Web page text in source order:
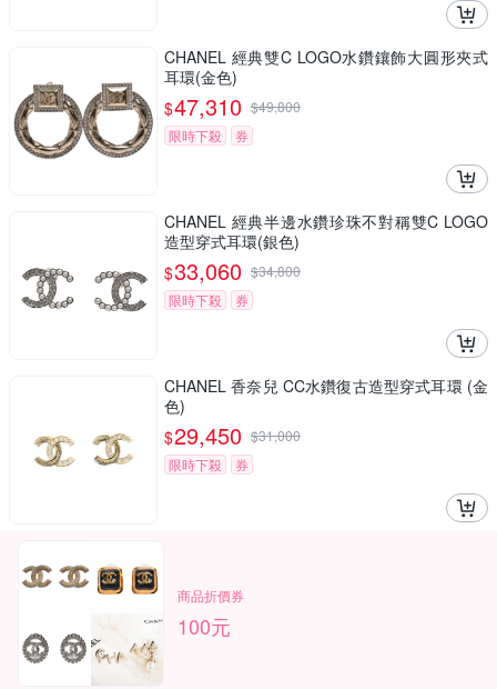
CHANEL 經典雙C LOGO水鑽鑲飾大圓形夾式
耳環(金色)
$47,310 $49,800
限時下殺
券
CHANEL 經典半邊水鑽珍珠不對稱雙C LOGO
造型穿式耳環(銀色)
$33,060 $34,800
限時下殺
券
CHANEL 香奈兒 CC水鑽復古造型穿式耳環 (金
色)
$29,450 $31,000
限時下殺
券
商品折價券
100元